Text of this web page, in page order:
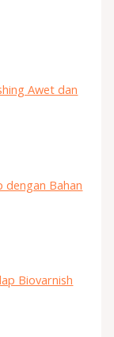
Awet dan
dengan Bahan
Biovarnish